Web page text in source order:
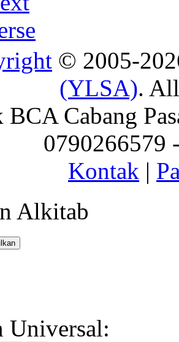
© 2005-
(YLSA).
BCA Cabang
0790266579
Kontak |
Alkitab
Universal: